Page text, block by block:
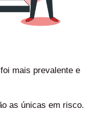
mais prevalente e
as únicas em risco.